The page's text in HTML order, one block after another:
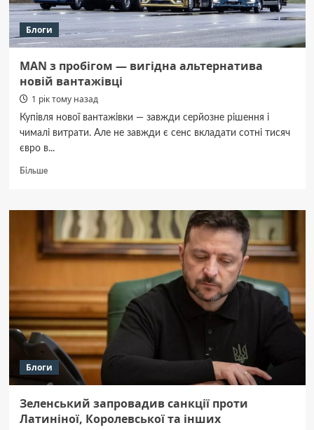
Блоги
MAN з пробігом — вигідна альтернатива
новій вантажівці
1 рік тому назад
Купівля нової вантажівки — завжди серйозне рішення і
чималі витрати. Але не завжди є сенс вкладати сотні тисяч
євро в...
БільшеДокладніше
з
пробігом
вигідна
альтернатива
вантажівці
Блоги
Зеленський запровадив санкції проти
Латиніної, Королевської та інших